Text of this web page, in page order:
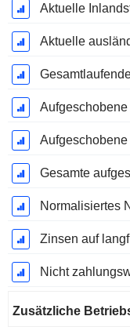
Aktuelle
Aktuelle
Gesamte
Normalisiertes
Zinsen auf
Nicht
Zusätzliche